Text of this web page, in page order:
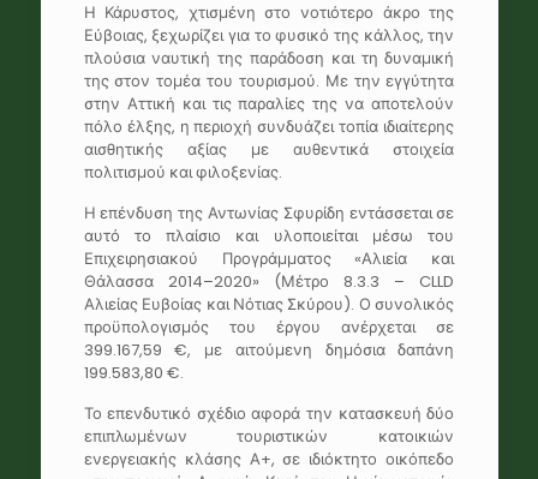
Η Κάρυστος, χτισμένη στο νοτιότερο άκρο της
Εύβοιας, ξεχωρίζει για το φυσικό της κάλλος, την
πλούσια ναυτική της παράδοση και τη δυναμική
της στον τομέα του τουρισμού. Με την εγγύτητα
στην Αττική και τις παραλίες της να αποτελούν
πόλο έλξης, η περιοχή συνδυάζει τοπία ιδιαίτερης
αισθητικής αξίας με αυθεντικά στοιχεία
πολιτισμού και φιλοξενίας.
Η επένδυση της Αντωνίας Σφυρίδη εντάσσεται σε
αυτό το πλαίσιο και υλοποιείται μέσω του
Επιχειρησιακού Προγράμματος «Αλιεία και
Θάλασσα 2014–2020» (Μέτρο 8.3.3 – CLLD
Αλιείας Ευβοίας και Νότιας Σκύρου). Ο συνολικός
προϋπολογισμός του έργου ανέρχεται σε
399.167,59 €, με αιτούμενη δημόσια δαπάνη
199.583,80 €.
Το επενδυτικό σχέδιο αφορά την κατασκευή δύο
επιπλωμένων τουριστικών κατοικιών
ενεργειακής κλάσης Α+, σε ιδιόκτητο οικόπεδο